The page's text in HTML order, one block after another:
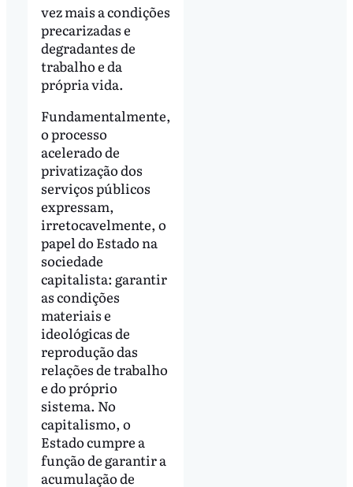
vez mais a condições
precarizadas e
degradantes de
trabalho e da
própria vida.
Fundamentalmente,
o processo
acelerado de
privatização dos
serviços públicos
expressam,
irretocavelmente, o
papel do Estado na
sociedade
capitalista: garantir
as condições
materiais e
ideológicas de
reprodução das
relações de trabalho
e do próprio
sistema. No
capitalismo, o
Estado cumpre a
função de garantir a
acumulação de